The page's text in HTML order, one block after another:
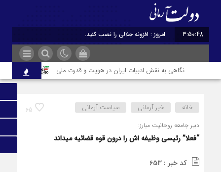
3:50:48 امروز : افزونه جلالی را نصب کنید.
نگاهی به نقش ادبیات ایران در هویت و قدرت ملی توسعه، نان
65 خانه خبر آرمانی سیاست آرمانی
دبیر جامعه روحانیت مبارز:
“فعلا” رئیسی وظیفه اش را درون قوه قضائیه میداند
کد خبر : 653